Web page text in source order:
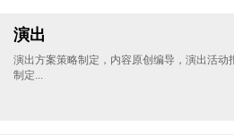
演出
演出方案策略制定，内容原创编导，演出活动
制定...